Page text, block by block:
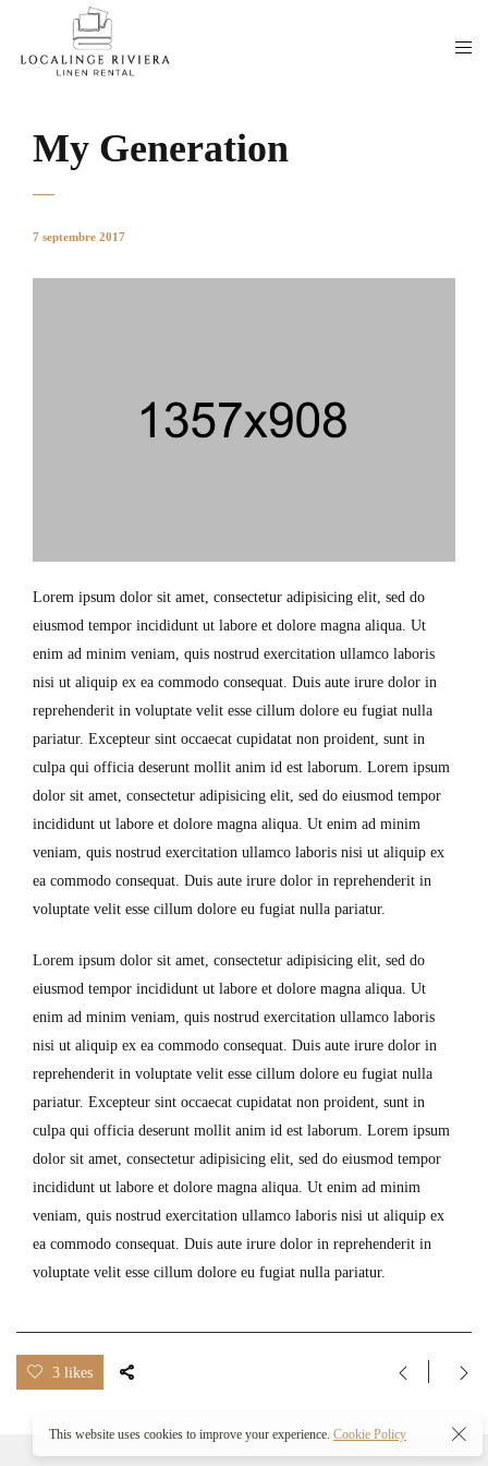
My Generation
7 septembre 2017
Lorem ipsum dolor sit amet, consectetur adipisicing elit, sed do
eiusmod tempor incididunt ut labore et dolore magna aliqua. Ut
enim ad minim veniam, quis nostrud exercitation ullamco laboris
nisi ut aliquip ex ea commodo consequat. Duis aute irure dolor in
reprehenderit in voluptate velit esse cillum dolore eu fugiat nulla
pariatur. Excepteur sint occaecat cupidatat non proident, sunt in
culpa qui officia deserunt mollit anim id est laborum. Lorem ipsum
dolor sit amet, consectetur adipisicing elit, sed do eiusmod tempor
incididunt ut labore et dolore magna aliqua. Ut enim ad minim
veniam, quis nostrud exercitation ullamco laboris nisi ut aliquip ex
ea commodo consequat. Duis aute irure dolor in reprehenderit in
voluptate velit esse cillum dolore eu fugiat nulla pariatur.
Lorem ipsum dolor sit amet, consectetur adipisicing elit, sed do
eiusmod tempor incididunt ut labore et dolore magna aliqua. Ut
enim ad minim veniam, quis nostrud exercitation ullamco laboris
nisi ut aliquip ex ea commodo consequat. Duis aute irure dolor in
reprehenderit in voluptate velit esse cillum dolore eu fugiat nulla
pariatur. Excepteur sint occaecat cupidatat non proident, sunt in
culpa qui officia deserunt mollit anim id est laborum. Lorem ipsum
dolor sit amet, consectetur adipisicing elit, sed do eiusmod tempor
incididunt ut labore et dolore magna aliqua. Ut enim ad minim
veniam, quis nostrud exercitation ullamco laboris nisi ut aliquip ex
ea commodo consequat. Duis aute irure dolor in reprehenderit in
voluptate velit esse cillum dolore eu fugiat nulla pariatur.
3 likes
This website uses cookies to improve your experience. Cookie Policy